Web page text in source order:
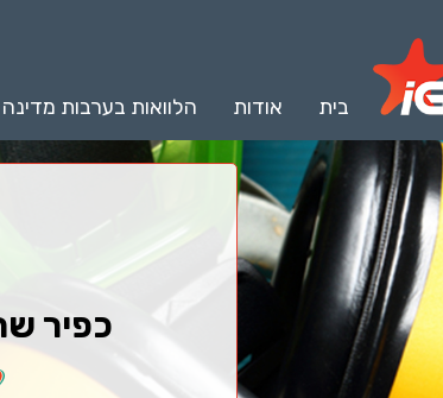
בית אודות הלוואות בערבות מדינה
כפיר